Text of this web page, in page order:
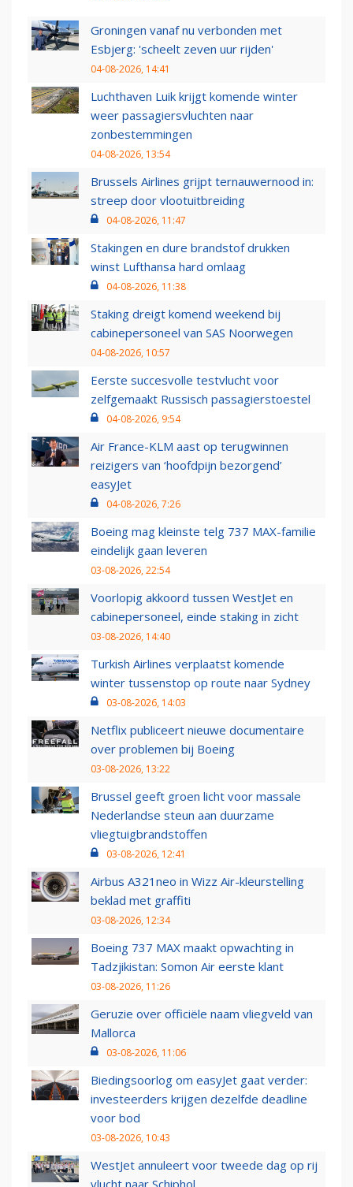
Groningen vanaf nu verbonden met
Esbjerg: 'scheelt zeven uur rijden'
04-08-2026, 14:41
Luchthaven Luik krijgt komende winter
weer passagiersvluchten naar
zonbestemmingen
04-08-2026, 13:54
Brussels Airlines grijpt ternauwernood in:
streep door vlootuitbreiding
04-08-2026, 11:47
Stakingen en dure brandstof drukken
winst Lufthansa hard omlaag
04-08-2026, 11:38
Staking dreigt komend weekend bij
cabinepersoneel van SAS Noorwegen
04-08-2026, 10:57
Eerste succesvolle testvlucht voor
zelfgemaakt Russisch passagierstoestel
04-08-2026, 9:54
Air France-KLM aast op terugwinnen
reizigers van ‘hoofdpijn bezorgend’
easyJet
04-08-2026, 7:26
Boeing mag kleinste telg 737 MAX-familie
eindelijk gaan leveren
03-08-2026, 22:54
Voorlopig akkoord tussen WestJet en
cabinepersoneel, einde staking in zicht
03-08-2026, 14:40
Turkish Airlines verplaatst komende
winter tussenstop op route naar Sydney
03-08-2026, 14:03
Netflix publiceert nieuwe documentaire
over problemen bij Boeing
03-08-2026, 13:22
Brussel geeft groen licht voor massale
Nederlandse steun aan duurzame
vliegtuigbrandstoffen
03-08-2026, 12:41
Airbus A321neo in Wizz Air-kleurstelling
beklad met graffiti
03-08-2026, 12:34
Boeing 737 MAX maakt opwachting in
Tadzjikistan: Somon Air eerste klant
03-08-2026, 11:26
Geruzie over officiële naam vliegveld van
Mallorca
03-08-2026, 11:06
Biedingsoorlog om easyJet gaat verder:
investeerders krijgen dezelfde deadline
voor bod
03-08-2026, 10:43
WestJet annuleert voor tweede dag op rij